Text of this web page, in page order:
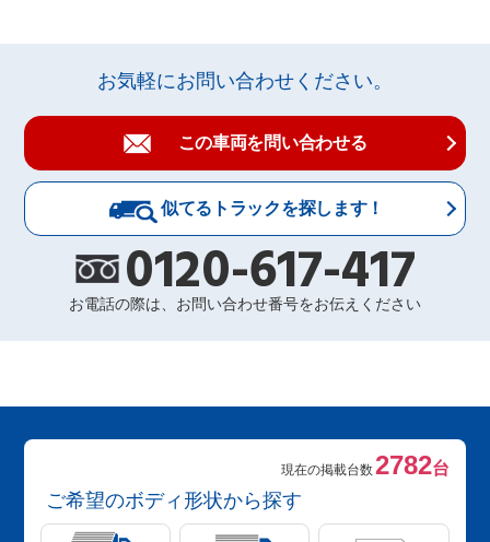
お気軽にお問い合わせください。
この車両を問い合わせる
似てるトラックを探します！
0120-617-417
お電話の際は、お問い合わせ番号をお伝えください
現在の掲載台数2782台
ご希望のボディ形状から探す